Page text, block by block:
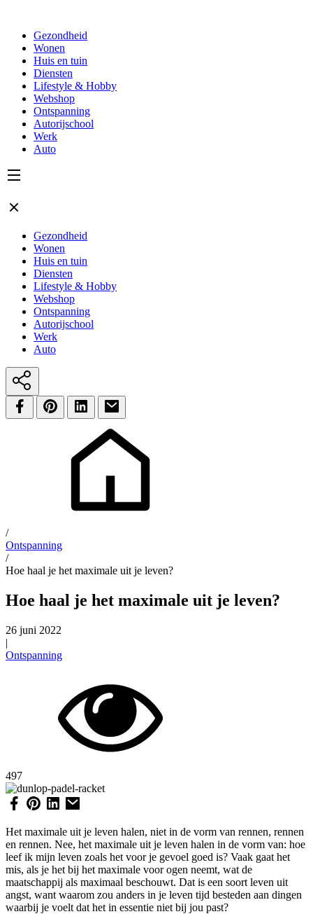
Gezondheid
Wonen
Huis en tuin
Diensten
Lifestyle & Hobby
Webshop
Ontspanning
Autorijschool
Werk
Auto
Gezondheid
Wonen
Huis en tuin
Diensten
Lifestyle & Hobby
Webshop
Ontspanning
Autorijschool
Werk
Auto
/
Ontspanning
/
Hoe haal je het maximale uit je leven?
Hoe haal je het maximale uit je leven?
26 juni 2022
|
Ontspanning
497
Het maximale uit je leven halen, niet in de vorm van rennen, rennen
en rennen. Nee, het maximale uit je leven halen in de vorm van: hoe
leef ik mijn leven zoals het voor je gevoel goed is? Vaak gaat het
mis, als je het bij het maximale voor ogen neemt, wat de
maatschappij als maximaal beschouwt. Dat is een soort leven uit
angst, want waarom zou anders in je leven tijd besteden aan dingen
waarbij je voelt dat het in essentie niet bij jou past?